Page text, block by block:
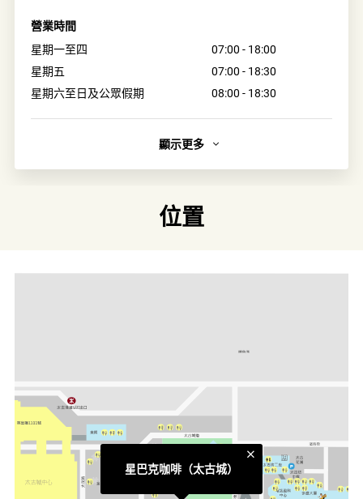
營業時間
星期一至四
07:00 - 18:00
星期五
07:00 - 18:30
星期六至日及公眾假期
08:00 - 18:30
所以外的「第三空間」，不但提供一杯香濃美味的咖啡，更
使顧客能享受獨特的星巴克體驗。
官方網頁
太古城食肆
顯示更多
位置
星巴克咖啡（太古城）